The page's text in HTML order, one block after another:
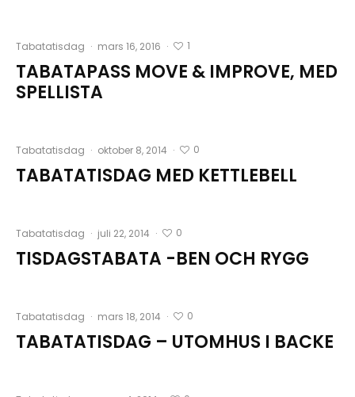
Tabatatisdag · mars 16, 2016 · 1
TABATAPASS MOVE & IMPROVE, MED
SPELLISTA
Tabatatisdag · oktober 8, 2014 · 0
TABATATISDAG MED KETTLEBELL
Tabatatisdag · juli 22, 2014 · 0
TISDAGSTABATA -BEN OCH RYGG
Tabatatisdag · mars 18, 2014 · 0
TABATATISDAG – UTOMHUS I BACKE